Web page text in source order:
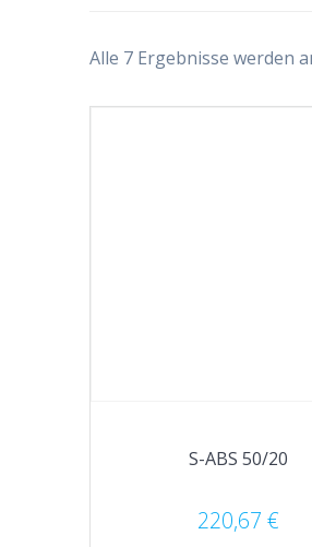
Alle 7 Ergebnisse werden
S-ABS 50/20
220,67 €